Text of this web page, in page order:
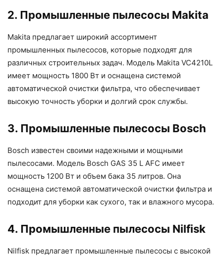
2. Промышленные пылесосы Makita
Makita предлагает широкий ассортимент
промышленных пылесосов, которые подходят для
различных строительных задач. Модель Makita VC4210L
имеет мощность 1800 Вт и оснащена системой
автоматической очистки фильтра, что обеспечивает
высокую точность уборки и долгий срок службы.
3. Промышленные пылесосы Bosch
Bosch известен своими надежными и мощными
пылесосами. Модель Bosch GAS 35 L AFC имеет
мощность 1200 Вт и объем бака 35 литров. Она
оснащена системой автоматической очистки фильтра и
подходит для уборки как сухого, так и влажного мусора.
4. Промышленные пылесосы Nilfisk
Nilfisk предлагает промышленные пылесосы с высокой